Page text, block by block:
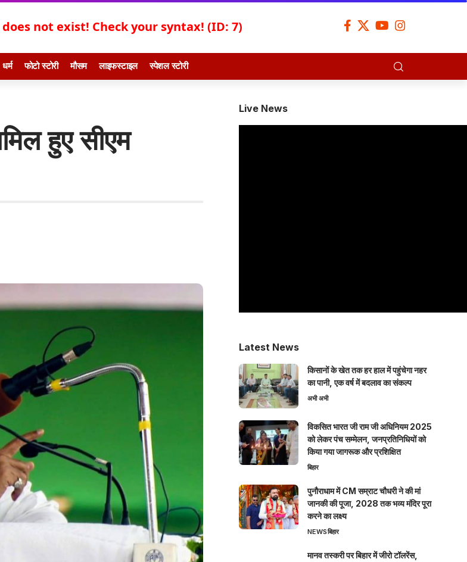
not exist! Check your syntax! (ID: 7)
धर्म फोटो स्टोरी मौसम लाइफस्टाइल स्पेशल स्टोरी
हुए सीएम
Live News
Latest News
किसानों के खेत तक हर हाल में पहुंचेगा नहर
का पानी, एक वर्ष में बदलाव का संकल्प
अभी अभी
विकसित भारत जी राम जी अधिनियम 2025
को लेकर पंच सम्मेलन, जनप्रतिनिधियों को
किया गया जागरूक और प्रशिक्षित
बिहार
पुनौराधाम में CM सम्राट चौधरी ने की मां
जानकी की पूजा, 2028 तक भव्य मंदिर पूरा
करने का लक्ष्य
NEWSबिहार
मानव तस्करी पर बिहार में जीरो टॉलरेंस,